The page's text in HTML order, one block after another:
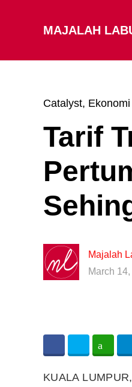
MAJALAH
Catalyst, Ekonomi
Tarif
Majalah
March
KUALA